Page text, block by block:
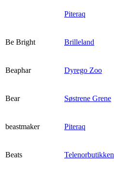
Piteraq
Be Bright Brilleland
Beaphar Dyrego Zoo
Bear Søstrene Grene
beastmaker Piteraq
Beats Telenorbutikken